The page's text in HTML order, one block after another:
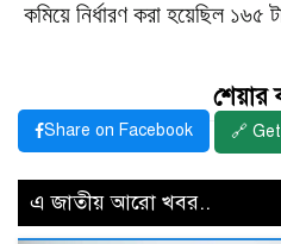
কমিয়ে নির্ধারণ করা হয়েছিল ১৬৫
Share on Facebook 🔗
এ জাতীয় আরো খবর..